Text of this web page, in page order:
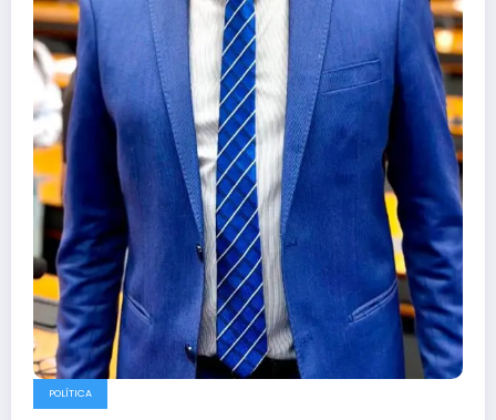
POLÍTICA